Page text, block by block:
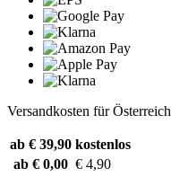
Versandkosten für Österreich
ab € 39,90 kostenlos
ab € 0,00 € 4,90